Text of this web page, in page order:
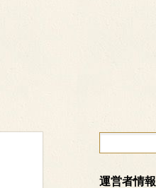
運営者情報